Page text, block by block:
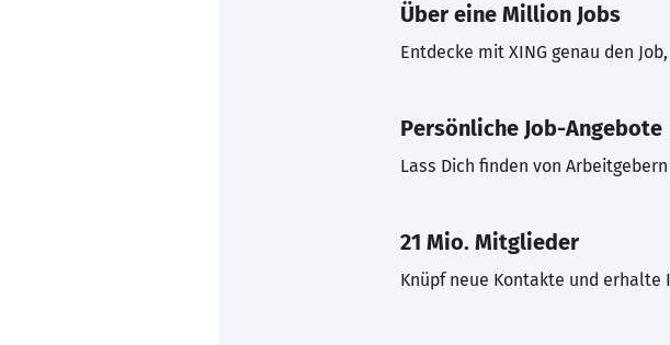
Über eine Million Jobs
Entdecke mit XING genau den
Persönliche Job-Angebote
Lass Dich finden von
21 Mio. Mitglieder
Knüpf neue Kontakte und erhalte